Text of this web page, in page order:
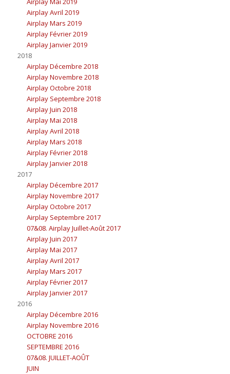
Airplay Avril 2019
Airplay Mars 2019
Airplay Février 2019
Airplay Janvier 2019
2018
Airplay Décembre 2018
Airplay Novembre 2018
Airplay Octobre 2018
Airplay Septembre 2018
Airplay Juin 2018
Airplay Mai 2018
Airplay Avril 2018
Airplay Mars 2018
Airplay Février 2018
Airplay Janvier 2018
2017
Airplay Décembre 2017
Airplay Novembre 2017
Airplay Octobre 2017
Airplay Septembre 2017
07&08. Airplay Juillet-Août 2017
Airplay Juin 2017
Airplay Mai 2017
Airplay Avril 2017
Airplay Mars 2017
Airplay Février 2017
Airplay Janvier 2017
2016
Airplay Décembre 2016
Airplay Novembre 2016
OCTOBRE 2016
SEPTEMBRE 2016
07&08. JUILLET-AOÛT
JUIN